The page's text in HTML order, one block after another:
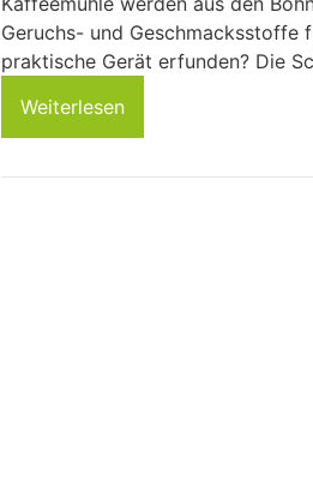
Geruchs- und Geschmacksstoffe
praktische Gerät erfunden? Die
Weiterlesen